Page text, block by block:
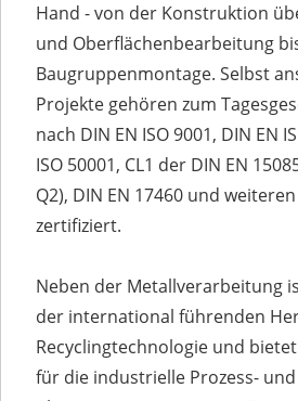
Hand - von der Konstruktion
und Oberflächenbearbeitung
Baugruppenmontage. Selbst
Projekte gehören zum
nach DIN EN ISO 9001, DIN EN
ISO 50001, CL1 der DIN EN
Q2), DIN EN 17460 und
zertifiziert.
Neben der Metallverarbeitung
der international führenden
Recyclingtechnologie und
für die industrielle Prozess- und